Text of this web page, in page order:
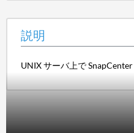
説明
UNIX サーバ上で